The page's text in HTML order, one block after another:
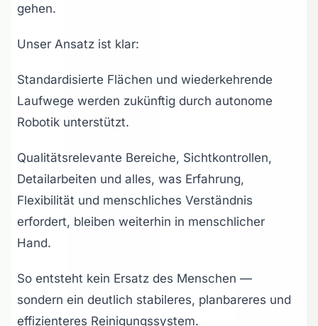
gehen.
Unser Ansatz ist klar:
Standardisierte Flächen und wiederkehrende
Laufwege werden zukünftig durch autonome
Robotik unterstützt.
Qualitätsrelevante Bereiche, Sichtkontrollen,
Detailarbeiten und alles, was Erfahrung,
Flexibilität und menschliches Verständnis
erfordert, bleiben weiterhin in menschlicher
Hand.
So entsteht kein Ersatz des Menschen —
sondern ein deutlich stabileres, planbareres und
effizienteres Reinigungssystem.